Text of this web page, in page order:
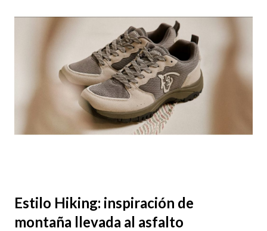
Estilo Hiking: inspiración de
montaña llevada al asfalto